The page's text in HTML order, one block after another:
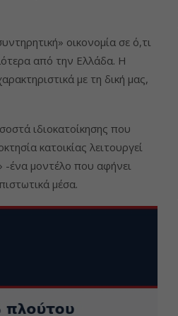
οικονομία σε ό,τι
από την Ελλάδα. Η
με τη δική μας,
ιδιοκατοίκησης που
κατοικίας λειτουργεί
-ένα μοντέλο που αφήνει
μέσα.